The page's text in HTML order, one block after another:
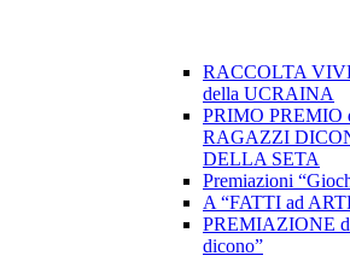
RACCOLTA
della UCRAINA
PRIMO PREMIO
RAGAZZI
DELLA SETA
Premiazioni
A “FATTI ad
PREMIAZIONE
dicono”